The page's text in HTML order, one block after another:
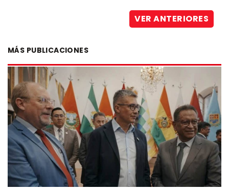
VER ANTERIORES
MÁS PUBLICACIONES